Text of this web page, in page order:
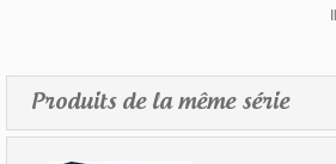
Produits de la même série